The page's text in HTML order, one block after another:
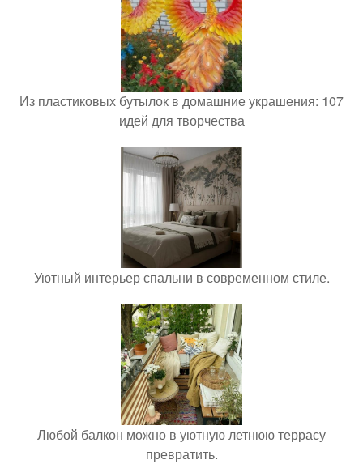
Из пластиковых бутылок в домашние украшения: 107
идей для творчества
Уютный интерьер спальни в современном стиле.
Любой балкон можно в уютную летнюю террасу
превратить.